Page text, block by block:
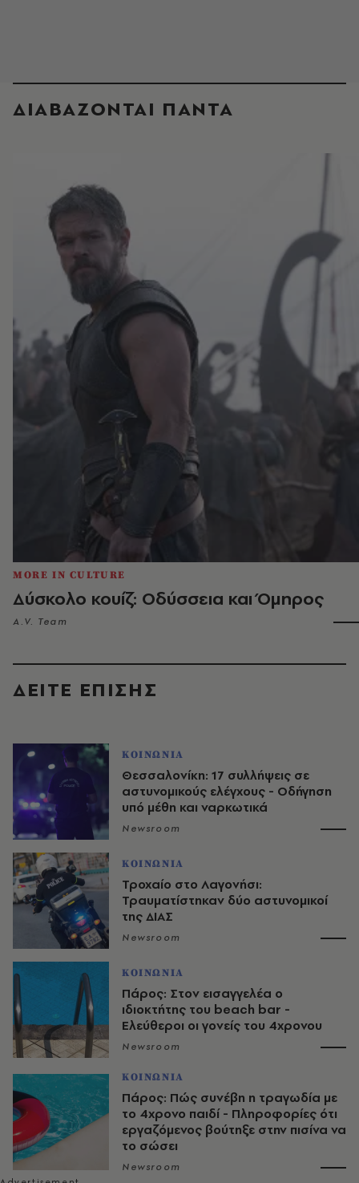
ΔΙΑΒΑΖΟΝΤΑΙ ΠΑΝΤΑ
MORE IN CULTURE
Δύσκολο κουίζ: Οδύσσεια και Όμηρος
A.V. Team
ΔΕΙΤΕ ΕΠΙΣΗΣ
ΚΟΙΝΩΝΙΑ
Θεσσαλονίκη: 17 συλλήψεις σε
αστυνομικούς ελέγχους - Οδήγηση
υπό μέθη και ναρκωτικά
Newsroom
ΚΟΙΝΩΝΙΑ
Τροχαίο στο Λαγονήσι:
Τραυματίστηκαν δύο αστυνομικοί
της ΔΙΑΣ
Newsroom
ΚΟΙΝΩΝΙΑ
Πάρος: Στον εισαγγελέα ο
ιδιοκτήτης του beach bar -
Ελεύθεροι οι γονείς του 4χρονου
Newsroom
ΚΟΙΝΩΝΙΑ
Πάρος: Πώς συνέβη η τραγωδία με
το 4χρονο παιδί - Πληροφορίες ότι
εργαζόμενος βούτηξε στην πισίνα να
το σώσει
Newsroom